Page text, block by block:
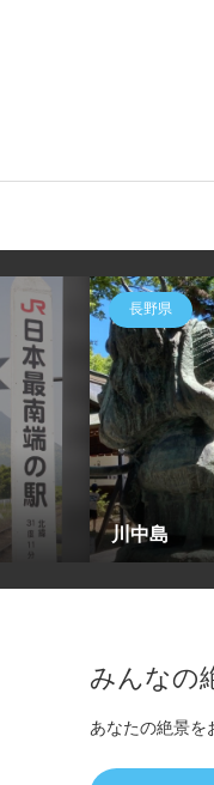
長野県
川中島
みんなの
あなたの絶景を